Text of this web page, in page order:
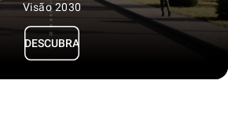
Visão 2030
DESCUBRA